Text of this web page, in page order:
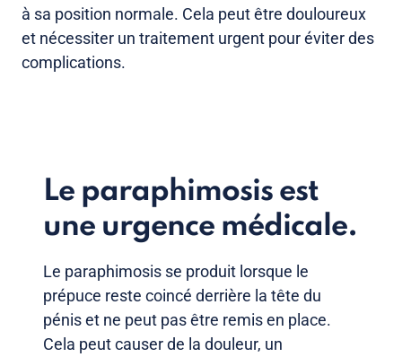
à sa position normale. Cela peut être douloureux
et nécessiter un traitement urgent pour éviter des
complications.
Le paraphimosis est
une urgence médicale.
Le paraphimosis se produit lorsque le
prépuce reste coincé derrière la tête du
pénis et ne peut pas être remis en place.
Cela peut causer de la douleur, un